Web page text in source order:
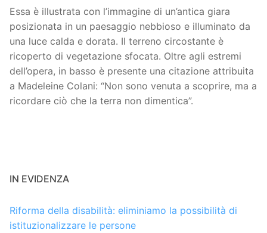
Essa è illustrata con l’immagine di un’antica giara
posizionata in un paesaggio nebbioso e illuminato da
una luce calda e dorata. Il terreno circostante è
ricoperto di vegetazione sfocata. Oltre agli estremi
dell’opera, in basso è presente una citazione attribuita
a Madeleine Colani: “Non sono venuta a scoprire, ma a
ricordare ciò che la terra non dimentica”.
IN EVIDENZA
Riforma della disabilità: eliminiamo la possibilità di
istituzionalizzare le persone